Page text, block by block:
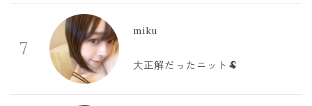
7
miku
大正解だったニット🐏